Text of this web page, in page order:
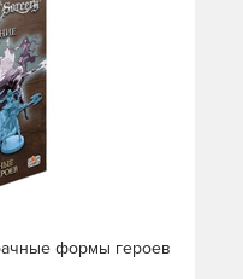
формы героев